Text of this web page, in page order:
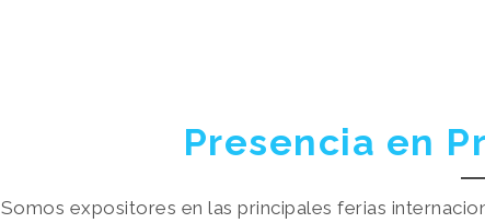
Presencia en
Somos expositores en las principales ferias